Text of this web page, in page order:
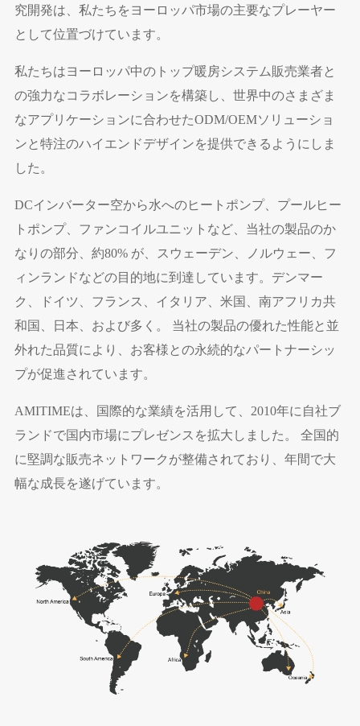
究開発は、私たちをヨーロッパ市場の主要なプレーヤー
として位置づけています。
私たちはヨーロッパ中のトップ暖房システム販売業者と
の強力なコラボレーションを構築し、世界中のさまざま
なアプリケーションに合わせたODM/OEMソリューショ
ンと特注のハイエンドデザインを提供できるようにしま
した。
DCインバーター空から水へのヒートポンプ、プールヒー
トポンプ、ファンコイルユニットなど、当社の製品のか
なりの部分、約80% が、スウェーデン、ノルウェー、フ
ィンランドなどの目的地に到達しています。デンマー
ク、ドイツ、フランス、イタリア、米国、南アフリカ共
和国、日本、および多く。 当社の製品の優れた性能と並
外れた品質により、お客様との永続的なパートナーシッ
プが促進されています。
AMITIMEは、国際的な業績を活用して、2010年に自社ブ
ランドで国内市場にプレゼンスを拡大しました。 全国的
に堅調な販売ネットワークが整備されており、年間で大
幅な成長を遂げています。